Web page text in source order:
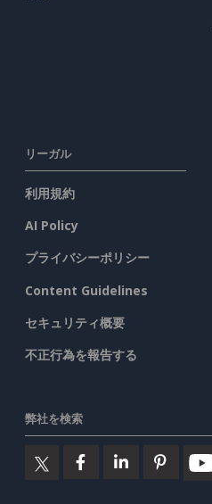
リーガル
利用規約
AI Policy
プライバシーポリシー
Content Guidelines
セキュリティ概要
不正行為を報告する
弊社を検索